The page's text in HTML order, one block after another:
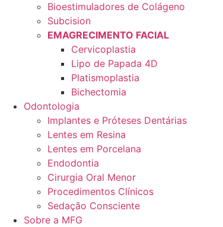
Bioestimuladores de Colágeno
Subcision
EMAGRECIMENTO FACIAL
Cervicoplastia
Lipo de Papada 4D
Platismoplastia
Bichectomia
Odontologia
Implantes e Próteses Dentárias
Lentes em Resina
Lentes em Porcelana
Endodontia
Cirurgia Oral Menor
Procedimentos Clínicos
Sedação Consciente
Sobre a MFG